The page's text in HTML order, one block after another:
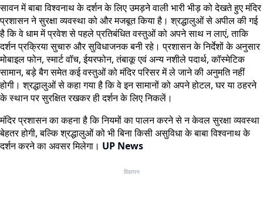
सावन में बाबा विश्वनाथ के दर्शन के लिए उमड़ने वाली भारी भीड़ को देखते हुए मंदिर
प्रशासन ने सुरक्षा व्यवस्था को और मजबूत किया है। श्रद्धालुओं से अपील की गई
है कि वे धाम में प्रवेश से पहले प्रतिबंधित वस्तुओं को अपने साथ न लाएं, ताकि
दर्शन प्रक्रिया सुचारु और सुविधाजनक बनी रहे। प्रशासन के निर्देशों के अनुसार
मोबाइल फोन, स्मार्ट वॉच, ईयरफोन, तंबाकू एवं अन्य नशीले पदार्थ, कॉस्मेटिक
सामान, बड़े बैग समेत कई वस्तुओं को मंदिर परिसर में ले जाने की अनुमति नहीं
होगी। श्रद्धालुओं से कहा गया है कि वे इन सामानों को अपने होटल, घर या ठहरने
के स्थान पर सुरक्षित रखकर ही दर्शन के लिए निकलें।
मंदिर प्रशासन का कहना है कि नियमों का पालन करने से न केवल सुरक्षा व्यवस्था
बेहतर होगी, बल्कि श्रद्धालुओं को भी बिना किसी असुविधा के बाबा विश्वनाथ के
दर्शन करने का अवसर मिलेगा। UP News
विज्ञापन